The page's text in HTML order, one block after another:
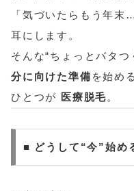
「気づいたらもう年末
耳にします。
そんな“ちょっとバタつ
分に向けた準備 を始め
ひとつが 医療脱毛。
■ どうして“今”始め